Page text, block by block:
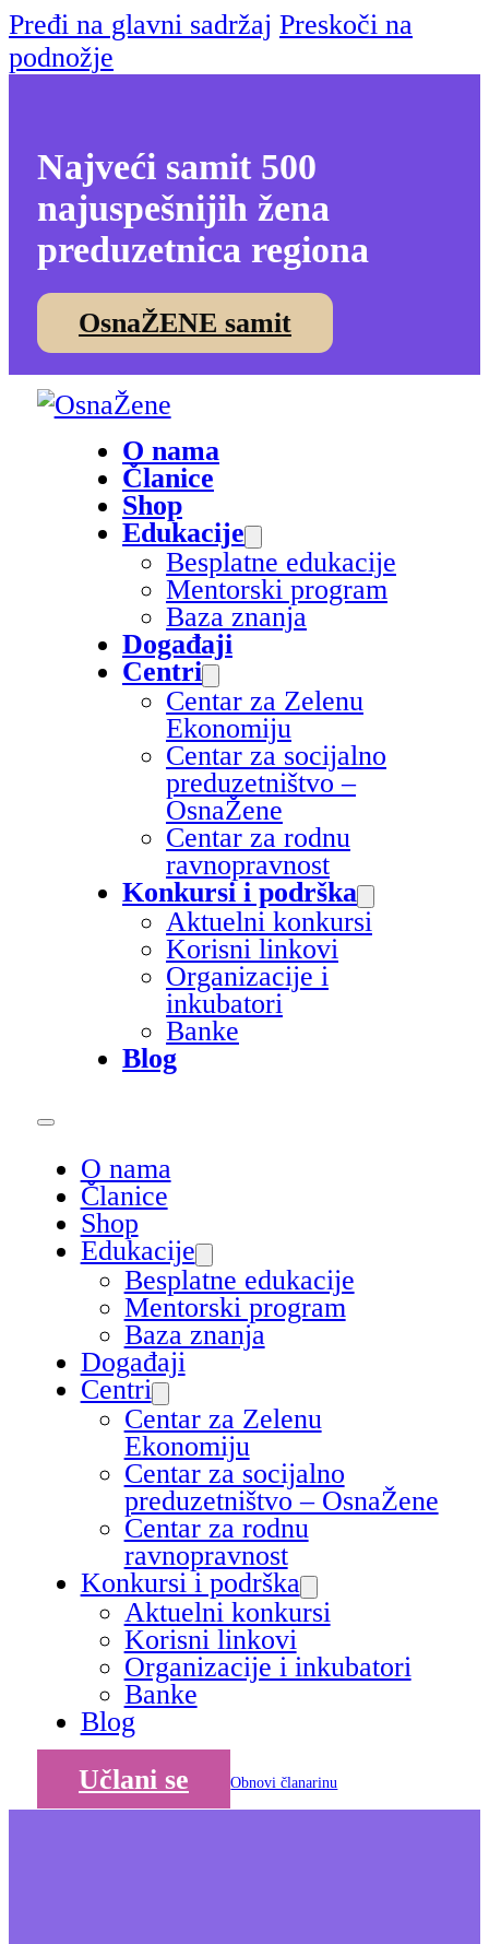
Pređi na glavni sadržaj Preskoči na
podnožje
Najveći samit 500
najuspešnijih žena
preduzetnica regiona
OsnaŽENE samit
O nama
Članice
Shop
Edukacije
Besplatne edukacije
Mentorski program
Baza znanja
Događaji
Centri
Centar za Zelenu
Ekonomiju
Centar za socijalno
preduzetništvo –
OsnaŽene
Centar za rodnu
ravnopravnost
Konkursi i podrška
Aktuelni konkursi
Korisni linkovi
Organizacije i
inkubatori
Banke
Blog
O nama
Članice
Shop
Edukacije
Besplatne edukacije
Mentorski program
Baza znanja
Događaji
Centri
Centar za Zelenu
Ekonomiju
Centar za socijalno
preduzetništvo – OsnaŽene
Centar za rodnu
ravnopravnost
Konkursi i podrška
Aktuelni konkursi
Korisni linkovi
Organizacije i inkubatori
Banke
Blog
Učlani se
Obnovi članarinu